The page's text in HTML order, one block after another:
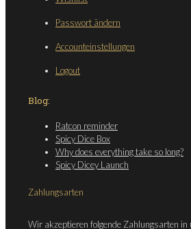
Passwort ändern
Accounteinstellungen
Logout
Blog:
Ratcon reminder
Spicy Dice Box
Why does everything take so long?
Spicy Dicey Launch
Zahlungsarten
Wir akzeptieren folgende Zahlungsarten in